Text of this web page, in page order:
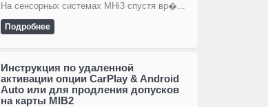
На сенсорных системах MHi3 спустя вр�...
Подробнее
Инструкция по удаленной
активации опции CarPlay & Android
Auto или для продления допусков
на карты MIB2